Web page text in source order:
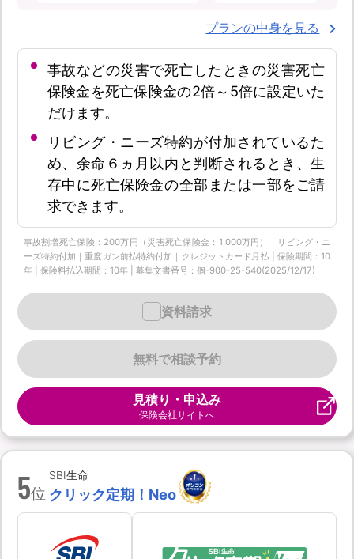
プランの中身を見る
事故などの災害で死亡したときの災害死亡
保険金を死亡保険金の2倍～5倍に設定いた
だけます。
リビング・ニーズ特約が付加されているた
め、余命６ヵ月以内と判断されるとき、生
存中に死亡保険金の全部または一部をご請
求できます。
事故割増死亡保険：200万円（災害死亡保険金：1,000万円）｜リビング・ニ
ーズ特約付加｜重度ガン前払特約付加｜クレジットカード月払 | 保険期間：10
年 | 保険料払込期間：10年 | 募集文書番号：個-900-25-540(2025/12/17)
無料で相談予約
資料請求
見積り・申込み
保険会社サイトへ
5位
SBI生命
クリック定期！Neo